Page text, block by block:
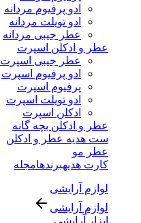
ادو پرفیوم مردانه
ادو تویلت مردانه
عطر جیبی مردانه
عطر و ادکلن اسپرت
عطر جیبی اسپرت
ادو پرفیوم اسپرت
پرفیوم اسپرت
ادو تویلت اسپرت
ادکلن اسپرت
عطر و ادکلن بچه گانه
ست هدیه عطر و ادکلن
عطر مو
کارت هدیهبرندهامجله
لوازم آرایشی
لوازم آرایشی
ابزار آرایشی